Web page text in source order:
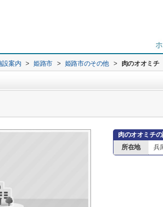
設案内 > 姫路市 > 姫路市のその他 > 肉のオオミチ
肉のオオミチ
所在地
兵